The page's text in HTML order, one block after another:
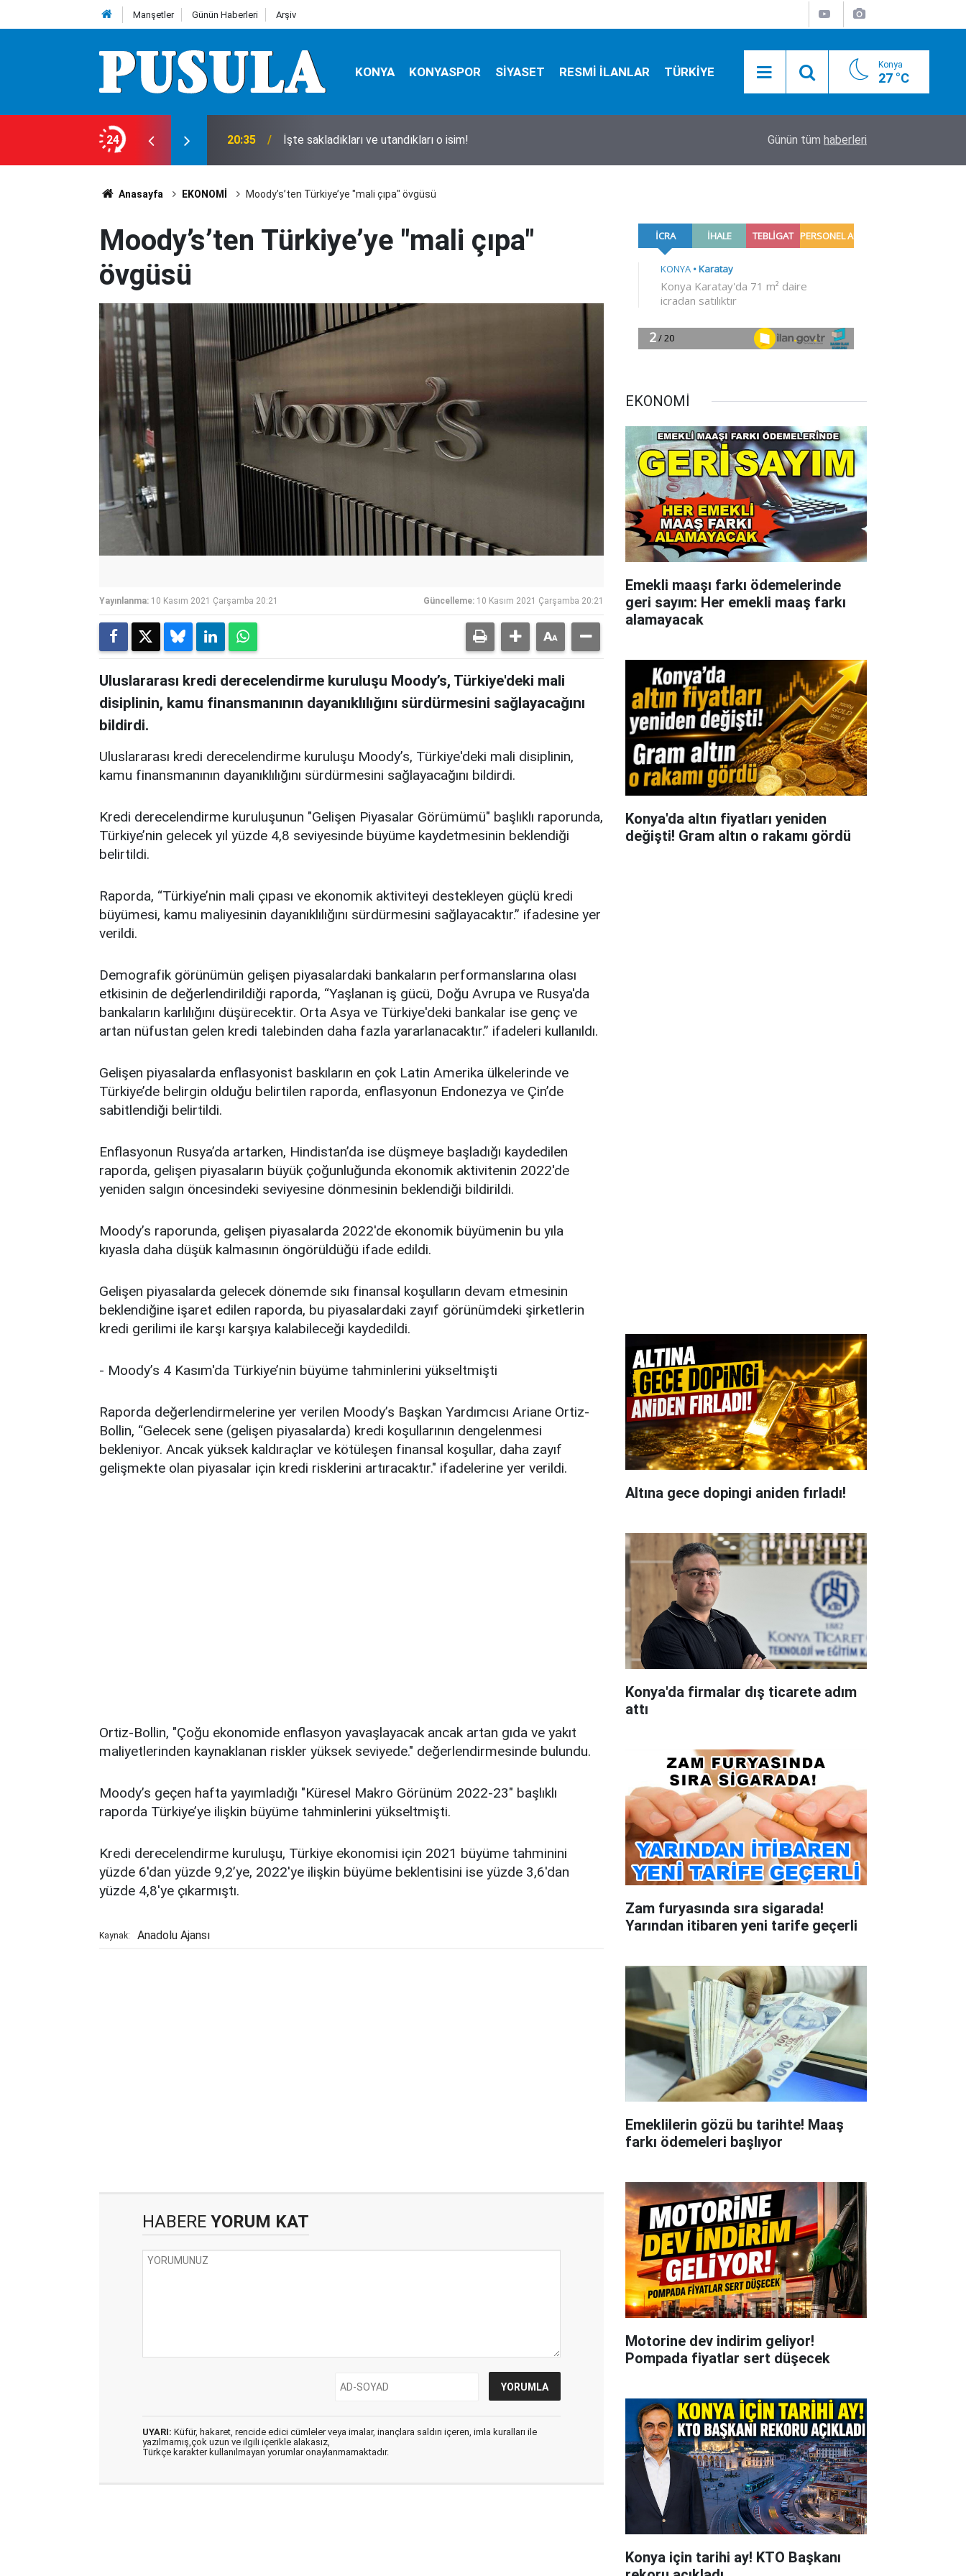
Manşetler Günün Haberleri Arşiv
KONYA KONYASPOR SİYASET RESMİ İLANLAR TÜRKİYE Konya
27 °C
24 20:35 İşte sakladıkları ve utandıkları o isim! Konya'da düğmeye basıldı! Ülkü Ocakları'ndan
Günün tüm haberleri
Anasayfa EKONOMİ Moody’s’ten Türkiye’ye "mali çıpa" övgüsü
Moody’s’ten Türkiye’ye "mali çıpa"
övgüsü
Yayınlanma: 10 Kasım 2021 Çarşamba 20:21 Güncelleme: 10 Kasım 2021 Çarşamba 20:21
Uluslararası kredi derecelendirme kuruluşu Moody’s, Türkiye'deki mali
disiplinin, kamu finansmanının dayanıklılığını sürdürmesini sağlayacağını
bildirdi.
Uluslararası kredi derecelendirme kuruluşu Moody’s, Türkiye'deki mali disiplinin,
kamu finansmanının dayanıklılığını sürdürmesini sağlayacağını bildirdi.
Kredi derecelendirme kuruluşunun "Gelişen Piyasalar Görümümü" başlıklı raporunda,
Türkiye’nin gelecek yıl yüzde 4,8 seviyesinde büyüme kaydetmesinin beklendiği
belirtildi.
Raporda, “Türkiye’nin mali çıpası ve ekonomik aktiviteyi destekleyen güçlü kredi
büyümesi, kamu maliyesinin dayanıklılığını sürdürmesini sağlayacaktır.” ifadesine yer
verildi.
Demografik görünümün gelişen piyasalardaki bankaların performanslarına olası
etkisinin de değerlendirildiği raporda, “Yaşlanan iş gücü, Doğu Avrupa ve Rusya'da
bankaların karlılığını düşürecektir. Orta Asya ve Türkiye'deki bankalar ise genç ve
artan nüfustan gelen kredi talebinden daha fazla yararlanacaktır.” ifadeleri kullanıldı.
Gelişen piyasalarda enflasyonist baskıların en çok Latin Amerika ülkelerinde ve
Türkiye’de belirgin olduğu belirtilen raporda, enflasyonun Endonezya ve Çin’de
sabitlendiği belirtildi.
Enflasyonun Rusya’da artarken, Hindistan’da ise düşmeye başladığı kaydedilen
raporda, gelişen piyasaların büyük çoğunluğunda ekonomik aktivitenin 2022'de
yeniden salgın öncesindeki seviyesine dönmesinin beklendiği bildirildi.
Moody’s raporunda, gelişen piyasalarda 2022'de ekonomik büyümenin bu yıla
kıyasla daha düşük kalmasının öngörüldüğü ifade edildi.
Gelişen piyasalarda gelecek dönemde sıkı finansal koşulların devam etmesinin
beklendiğine işaret edilen raporda, bu piyasalardaki zayıf görünümdeki şirketlerin
kredi gerilimi ile karşı karşıya kalabileceği kaydedildi.
- Moody’s 4 Kasım'da Türkiye’nin büyüme tahminlerini yükseltmişti
Raporda değerlendirmelerine yer verilen Moody’s Başkan Yardımcısı Ariane Ortiz-
Bollin, “Gelecek sene (gelişen piyasalarda) kredi koşullarının dengelenmesi
bekleniyor. Ancak yüksek kaldıraçlar ve kötüleşen finansal koşullar, daha zayıf
gelişmekte olan piyasalar için kredi risklerini artıracaktır." ifadelerine yer verildi.
Ortiz-Bollin, "Çoğu ekonomide enflasyon yavaşlayacak ancak artan gıda ve yakıt
maliyetlerinden kaynaklanan riskler yüksek seviyede." değerlendirmesinde bulundu.
Moody’s geçen hafta yayımladığı "Küresel Makro Görünüm 2022-23" başlıklı
raporda Türkiye’ye ilişkin büyüme tahminlerini yükseltmişti.
Kredi derecelendirme kuruluşu, Türkiye ekonomisi için 2021 büyüme tahminini
yüzde 6'dan yüzde 9,2’ye, 2022'ye ilişkin büyüme beklentisini ise yüzde 3,6'dan
yüzde 4,8'ye çıkarmıştı.
Kaynak: Anadolu Ajansı
HABERE YORUM KAT
UYARI: Küfür, hakaret, rencide edici cümleler veya imalar, inançlara saldırı içeren, imla kuralları ile
yazılmamış,çok uzun ve ilgili içerikle alakasız,
Türkçe karakter kullanılmayan yorumlar onaylanmamaktadır.
EKONOMİ
Emekli maaşı farkı ödemelerinde
geri sayım: Her emekli maaş farkı
alamayacak
Konya'da altın fiyatları yeniden
değişti! Gram altın o rakamı gördü
Altına gece dopingi aniden fırladı!
Konya'da firmalar dış ticarete adım
attı
Zam furyasında sıra sigarada!
Yarından itibaren yeni tarife geçerli
Emeklilerin gözü bu tarihte! Maaş
farkı ödemeleri başlıyor
Motorine dev indirim geliyor!
Pompada fiyatlar sert düşecek
Konya için tarihi ay! KTO Başkanı